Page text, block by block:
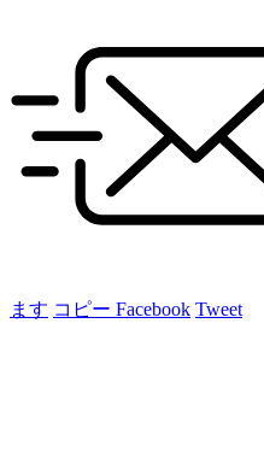
ます コピー Facebook Tweet